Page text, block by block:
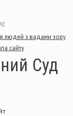
людей з вадами зору
сайту
Суд